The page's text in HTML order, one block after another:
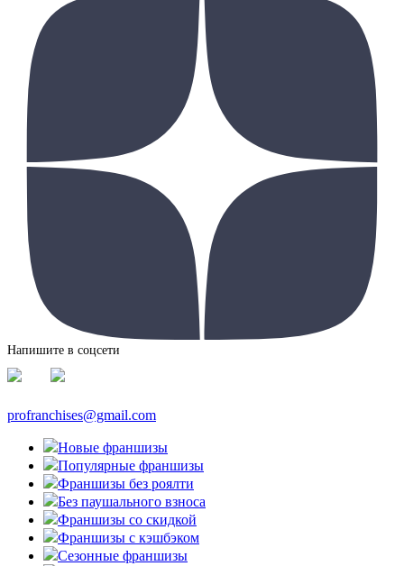
Напишите в соцсети
profranchises@gmail.com
Новые франшизы
Популярные франшизы
Франшизы без роялти
Без паушального взноса
Франшизы со скидкой
Франшизы с кэшбэком
Сезонные франшизы